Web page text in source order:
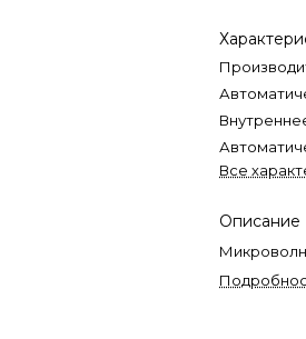
Все
Описание